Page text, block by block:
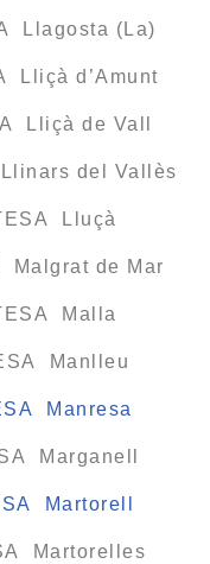
Llagosta (La)
Lliçà d’Amunt
Lliçà de Vall
del Vallès
Lluçà
de Mar
Malla
Manlleu
Manresa
Marganell
Martorell
Martorelles